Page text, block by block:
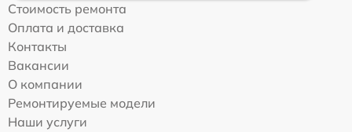
Стоимость ремонта
Оплата и доставка
Контакты
Вакансии
О компании
Ремонтируемые модели
Наши услуги